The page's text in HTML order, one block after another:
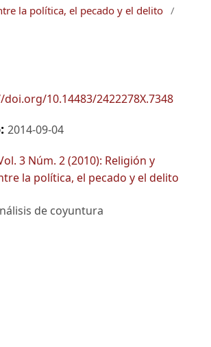
la política, el pecado y el delito /
10.14483/2422278X.7348
2014-09-04
3 Núm. 2 (2010): Religión y
la política, el pecado y el delito
de coyuntura